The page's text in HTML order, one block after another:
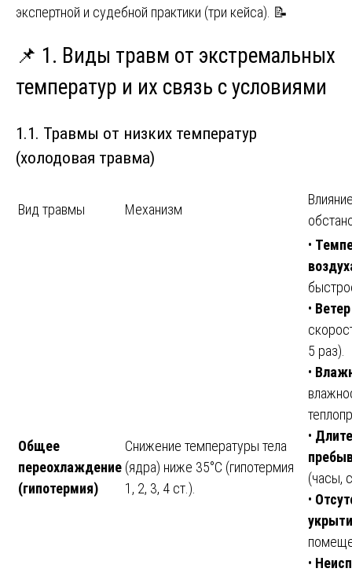
экспертной и судебной практики (три кейса). 📝
📌 1. Виды травм от экстремальных
температур и их связь с условиями
1.1. Травмы от низких температур
(холодовая травма)
Вид травмы Механизм
Общее
переохлаждение
(гипотермия)
Снижение температуры тела
(ядра) ниже 35°C (гипотермия
1, 2, 3, 4 ст.).
•
• Ветер
5 раз).
•
•
(часы,
•
•